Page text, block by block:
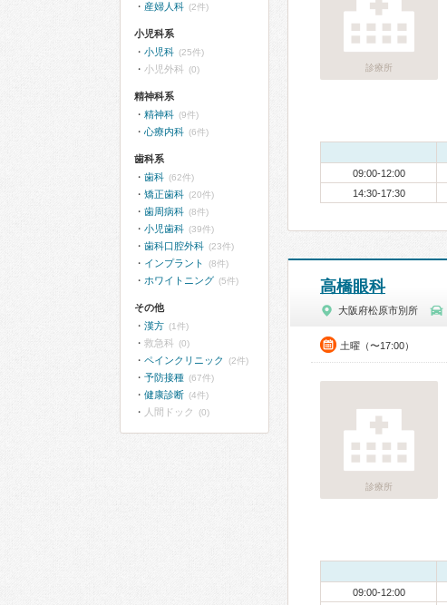
診療所
09:00-12:00
14:30-17:30
高橋眼科
大阪府松原市別所
土曜（〜17:00）
診療所
09:00-12:00
産婦人科 (2件)
小児科系
小児科 (25件)
小児外科 (0)
精神科系
精神科 (9件)
心療内科 (6件)
歯科系
歯科 (62件)
矯正歯科 (20件)
歯周病科 (8件)
小児歯科 (39件)
歯科口腔外科 (23件)
インプラント (8件)
ホワイトニング (5件)
その他
漢方 (1件)
救急科 (0)
ペインクリニック (2件)
予防接種 (67件)
健康診断 (4件)
人間ドック (0)